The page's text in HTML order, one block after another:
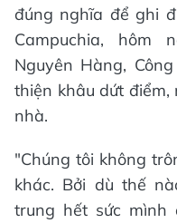
đúng nghĩa để ghi
Campuchia, hôm
Nguyên Hàng,
thiện khâu dứt điểm,
nhà.
"Chúng tôi không
khác. Bởi dù thế
trung hết sức mình